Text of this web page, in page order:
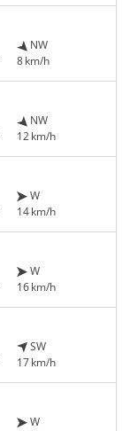
NW
8 km/h
NW
12 km/h
W
14 km/h
W
16 km/h
SW
17 km/h
W